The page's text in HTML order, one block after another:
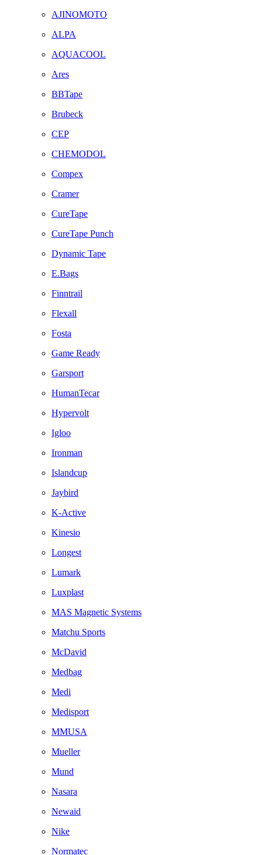
AJINOMOTO
ALPA
AQUACOOL
Ares
BBTape
Brubeck
CEP
CHEMODOL
Compex
Cramer
CureTape
CureTape Punch
Dynamic Tape
E.Bags
Finntrail
Flexall
Fosta
Game Ready
Garsport
HumanTecar
Hypervolt
Igloo
Ironman
Islandcup
Jaybird
K-Active
Kinesio
Longest
Lumark
Luxplast
MAS Magnetic Systems
Matchu Sports
McDavid
Medbag
Medi
Medisport
MMUSA
Mueller
Mund
Nasara
Newaid
Nike
Normatec